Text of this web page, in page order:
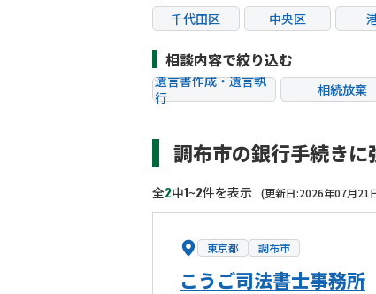
千代田区 中央区
杉並区
豊島区
葛飾区
江戸川区 八
狛江市
東大和市 清
相談内容で絞り込む
遺言書作成・遺言執
行
相続放棄
贈与税
生前対策
調布市の銀行手続き
全2中1~2件を表示 (更新日:2026年07月21
東京都 調布市
こうご司法書士事務所